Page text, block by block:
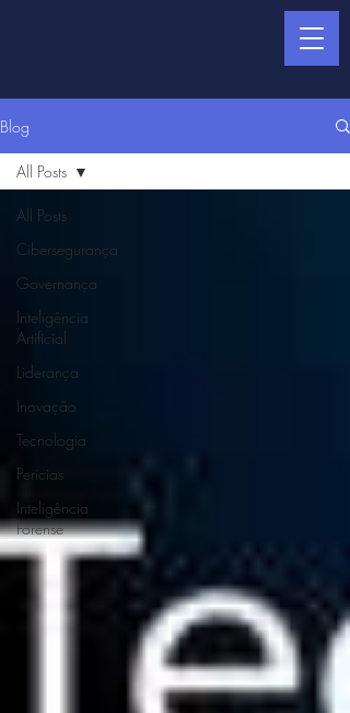
Blog
All Posts
Cibersegurança
Governança
Inteligência
Artificial
Liderança
Inovação
Tecnologia
Pericias
Inteligência
Forense
All Posts